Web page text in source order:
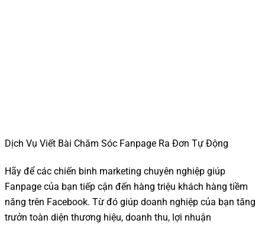
Dịch Vụ Viết Bài Chăm Sóc Fanpage Ra Đơn Tự Động
Hãy để các chiến binh marketing chuyên nghiệp giúp
Fanpage của bạn tiếp cận đến hàng triệu khách hàng tiềm
năng trên Facebook. Từ đó giúp doanh nghiệp của bạn tăng
trưởn toàn diện thương hiệu, doanh thu, lợi nhuận